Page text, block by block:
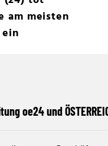
am meisten
oe24 und